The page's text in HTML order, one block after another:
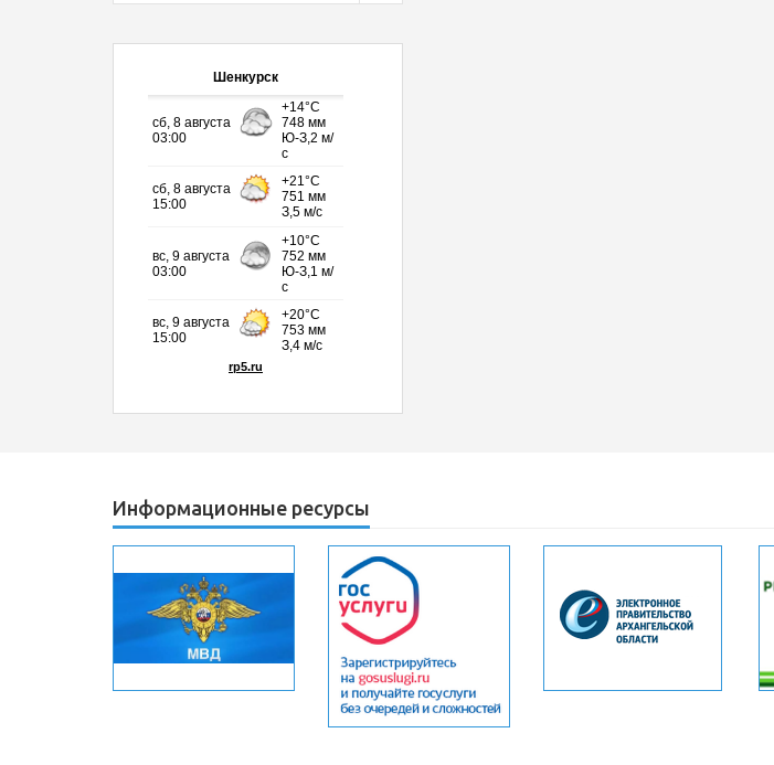
Шенкурск
Информационные ресурсы